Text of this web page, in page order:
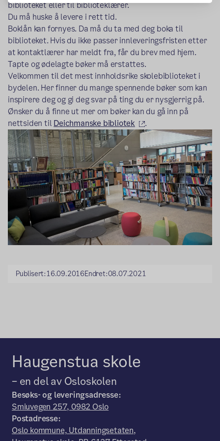
biblioteket eller til biblioteklærer.
Du må huske å levere i rett tid.
Boklån kan fornyes. Da må du ta med deg boka til
biblioteket. Hvis du ikke passer innleveringsfristen etter
at kontaktlærer har meldt fra, får du brev med hjem.
Tapte og ødelagte bøker må erstattes.
Velkommen til det mest innholdsrike skolebiblioteket i
bydelen. Her finner du mange spennende bøker som kan
inspirere deg og gi deg svar på ting du er nysgjerrig på.
Ønsker du å finne ut mer om bøker kan du gå inn på
nettsiden til Deichmanske bibliotek (ekstern lenke)
.
Publisert:16.09.2016Endret:08.07.2021
Haugenstua skole
– en del av Osloskolen
Besøks- og leveringsadresse:
Smiuvegen 257, 0982 Oslo
Postadresse:
Oslo kommune, Utdanningsetaten,